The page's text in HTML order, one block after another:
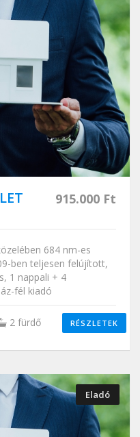
915.000 Ft
684 nm-es
ben teljesen felújított,
1 nappali + 4
fél kiadó
2 fürdő RÉSZLETEK
Eladó